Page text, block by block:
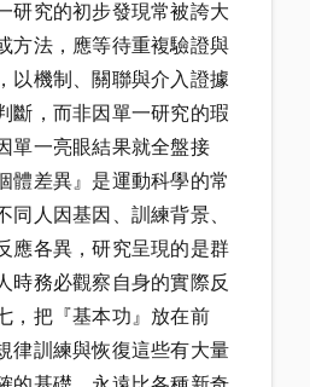
研究的初步發現常被誇大
方法，應等待重複驗證與
以機制、關聯與介入證據
斷，而非因單一研究的瑕
單一亮眼結果就全盤接
體差異』是運動科學的常
同人因基因、訓練背景、
應各異，研究呈現的是群
時務必觀察自身的實際反
，把『基本功』放在前
律訓練與恢復這些有大量